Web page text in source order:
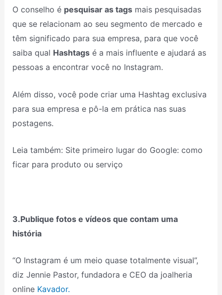
O conselho é pesquisar as tagsmais pesquisadas
que se relacionam ao seu segmento de mercado e
têm significado para sua empresa, para que você
saiba qual Hashtagsé a mais influente e ajudará as
pessoas a encontrar você no Instagram.
Além disso, você pode criar uma Hashtag exclusiva
para sua empresa e pô-la em prática nas suas
postagens.
Leia também: Site primeiro lugar do Google: como
ficar para produto ou serviço
3.Publique fotos e vídeos que contam uma
história
“O Instagram é um meio quase totalmente visual”,
diz Jennie Pastor, fundadora e CEO da joalheria
online Kavador.